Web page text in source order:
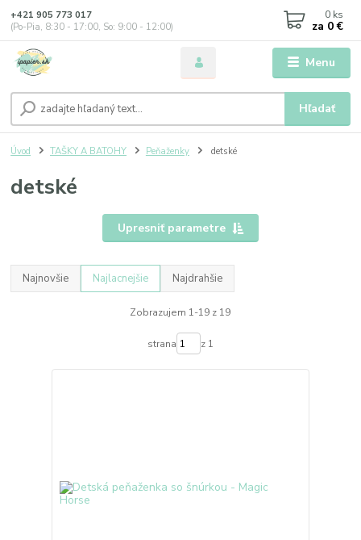
Menu
Hľadať
+421 905 773 017
(Po-Pia, 8:30 - 17:00, So: 9:00 - 12:00)
0 ks
za 0 €
Úvod TAŠKY A BATOHY Peňaženky detské
detské
Upresniť parametre
Najnovšie Najlacnejšie Najdrahšie
Zobrazujem 1-19 z 19
strana z 1